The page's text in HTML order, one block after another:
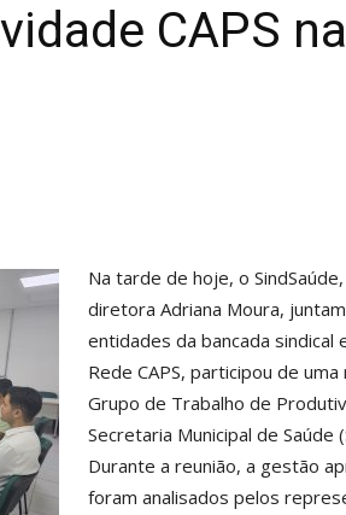
CAPS
Na tarde de hoje, o
diretora Adriana Moura,
entidades da bancada
Rede CAPS, participou de
Grupo de Trabalho de
Secretaria Municipal de Saúde
Durante a reunião, a gestão
foram analisados pelos